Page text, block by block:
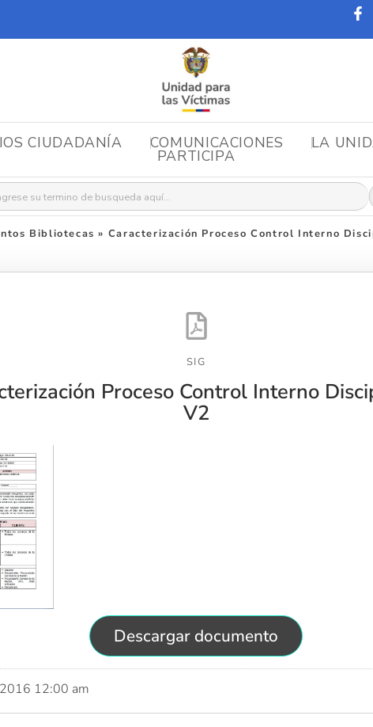
CIUDADANÍA COMUNICACIONES LA
PARTICIPA
Bibliotecas » Caracterización Proceso Control Interno
SIG
Proceso Control Interno
V2
Descargar documento
12:00 am